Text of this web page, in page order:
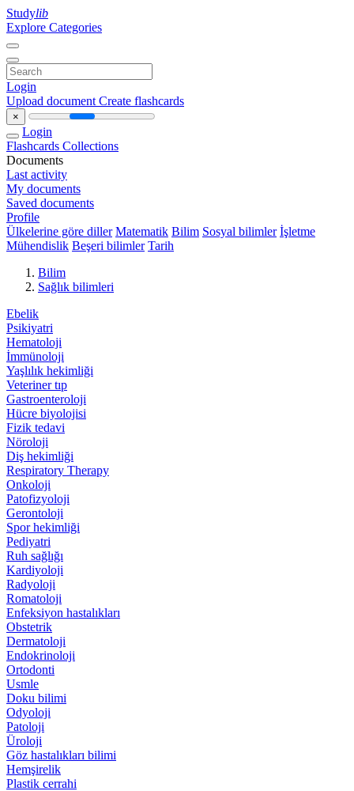
Studylib
Explore Categories
Login
Upload document Create flashcards
×
Login
Flashcards Collections
Documents
Last activity
My documents
Saved documents
Profile
Ülkelerine göre diller Matematik Bilim Sosyal bilimler İşletme
Mühendislik Beşeri bilimler Tarih
Bilim
Sağlık bilimleri
Ebelik
Psikiyatri
Hematoloji
İmmünoloji
Yaşlılık hekimliği
Veteriner tıp
Gastroenteroloji
Hücre biyolojisi
Fizik tedavi
Nöroloji
Diş hekimliği
Respiratory Therapy
Onkoloji
Patofizyoloji
Gerontoloji
Spor hekimliği
Pediyatri
Ruh sağlığı
Kardiyoloji
Radyoloji
Romatoloji
Enfeksiyon hastalıkları
Obstetrik
Dermatoloji
Endokrinoloji
Ortodonti
Usmle
Doku bilimi
Odyoloji
Patoloji
Üroloji
Göz hastalıkları bilimi
Hemşirelik
Plastik cerrahi